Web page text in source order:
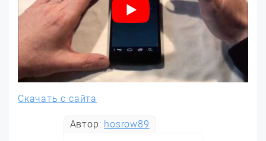
Скачать с сайта
Автор: hosrow89